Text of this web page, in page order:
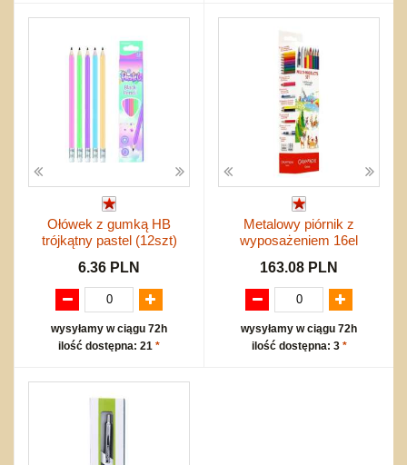
Ołówek z gumką HB
trójkątny pastel (12szt)
6.36 PLN
wysyłamy w ciągu 72h
ilość dostępna: 21 *
Metalowy piórnik z
wyposażeniem 16el
163.08 PLN
wysyłamy w ciągu 72h
ilość dostępna: 3 *